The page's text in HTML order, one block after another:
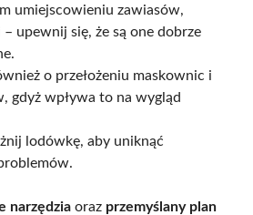
umiejscowieniu zawiasów,
upewnij się, że są one dobrze
o przełożeniu maskownic i
gdyż wpływa to na wygląd
lodówkę, aby uniknąć
narzędzia oraz przemyślany plan